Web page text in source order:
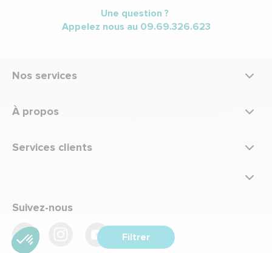
Filtrer
Une question ?
Appelez nous au 09.69.326.623
Nos services
À propos
Services clients
Suivez-nous